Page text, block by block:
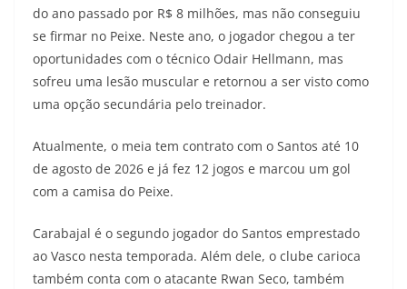
do ano passado por R$ 8 milhões, mas não conseguiu
se firmar no Peixe. Neste ano, o jogador chegou a ter
oportunidades com o técnico Odair Hellmann, mas
sofreu uma lesão muscular e retornou a ser visto como
uma opção secundária pelo treinador.
Atualmente, o meia tem contrato com o Santos até 10
de agosto de 2026 e já fez 12 jogos e marcou um gol
com a camisa do Peixe.
Carabajal é o segundo jogador do Santos emprestado
ao Vasco nesta temporada. Além dele, o clube carioca
também conta com o atacante Rwan Seco, também